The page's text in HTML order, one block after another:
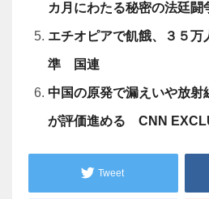
カ月にわたる秘密の法廷闘
エチオピアで飢餓、３５万
準 国連
中国の原発で漏えいや放射
が評価進める CNN
Tweet